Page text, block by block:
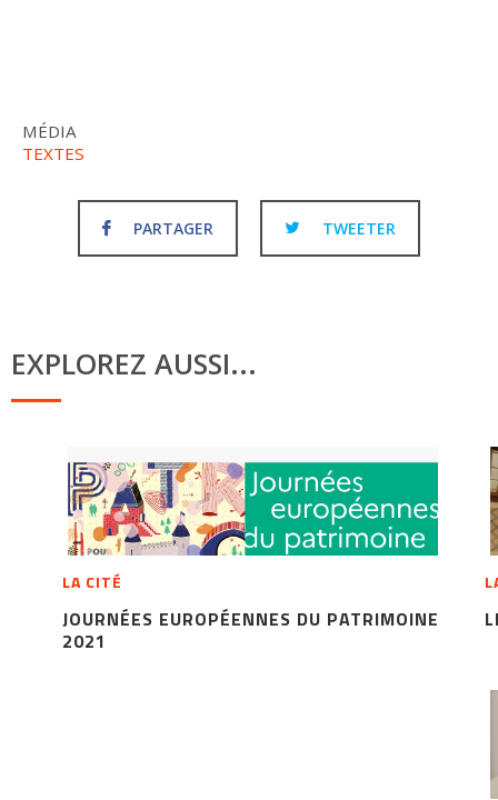
MÉDIA
TEXTES
PARTAGER TWEETER
EXPLOREZ AUSSI...
LA CITÉ
JOURNÉES EUROPÉENNES DU PATRIMOINE
2021